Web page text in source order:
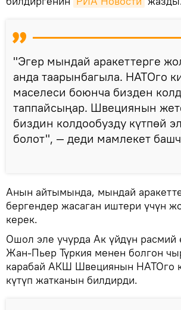
"Эгер мындай аракеттерге
анда таарынбагыла. НАТОго
маселеси боюнча бизден
таппайсыңар. Швециянын
биздин колдообузду күтпөй
болот", — деди мамлекет
Анын айтымында, мындай
бергендер жасаган иштери үчүн
керек.
Ошол эле учурда Ак үйдүн расмий
Жан-Пьер Түркия менен болгон
карабай АКШ Швециянын НАТОго
күтүп жатканын билдирди.